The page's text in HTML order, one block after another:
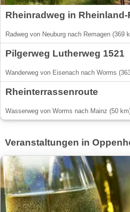
Rheinradweg in Rheinland-
Radweg von Neuburg nach Remagen (369
Pilgerweg Lutherweg 1521
Wanderweg von Eisenach nach Worms
Rheinterrassenroute
Wasserweg von Worms nach Mainz (50
Veranstaltungen in